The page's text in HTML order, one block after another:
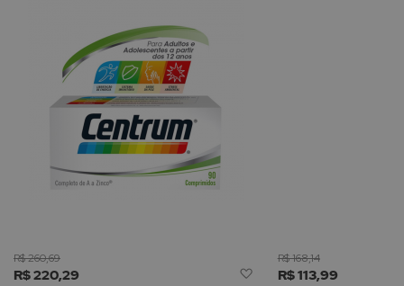
R$ 220,29
R$ 260,69
Adicionar
R$ 113,99
R$ 168,14